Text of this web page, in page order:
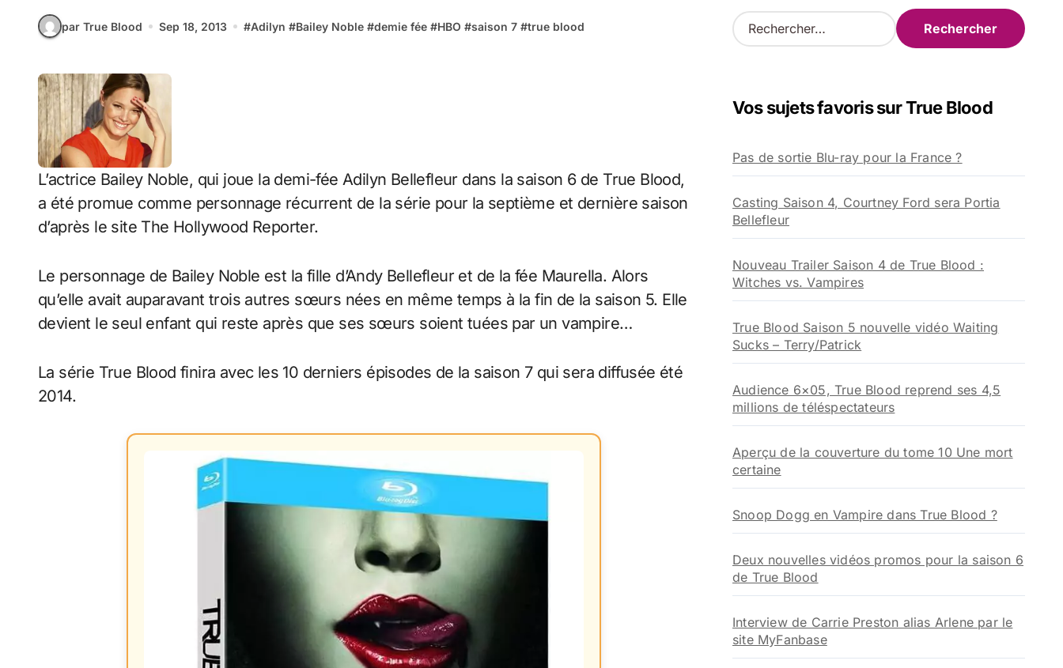
par True Blood Sep 18, 2013 #Adilyn #Bailey Noble #demie fée #HBO #saison 7 #true blood
L’actrice Bailey Noble, qui joue la demi-fée Adilyn Bellefleur dans la saison 6 de True Blood,
a été promue comme personnage récurrent de la série pour la septième et dernière saison
d’après le site The Hollywood Reporter.
Le personnage de Bailey Noble est la fille d’Andy Bellefleur et de la fée Maurella. Alors
qu’elle avait auparavant trois autres sœurs nées en même temps à la fin de la saison 5. Elle
devient le seul enfant qui reste après que ses sœurs soient tuées par un vampire…
La série True Blood finira avec les 10 derniers épisodes de la saison 7 qui sera diffusée été
2014.
R
e
r
e
r
:
Vos sujets favoris sur True Blood
Pas de sortie Blu-ray pour la France ?
Casting Saison 4, Courtney Ford sera Portia
Bellefleur
Nouveau Trailer Saison 4 de True Blood :
Witches vs. Vampires
True Blood Saison 5 nouvelle vidéo Waiting
Sucks – Terry/Patrick
Audience 6×05, True Blood reprend ses 4,5
millions de téléspectateurs
Aperçu de la couverture du tome 10 Une mort
certaine
Snoop Dogg en Vampire dans True Blood ?
Deux nouvelles vidéos promos pour la saison 6
de True Blood
Interview de Carrie Preston alias Arlene par le
site MyFanbase